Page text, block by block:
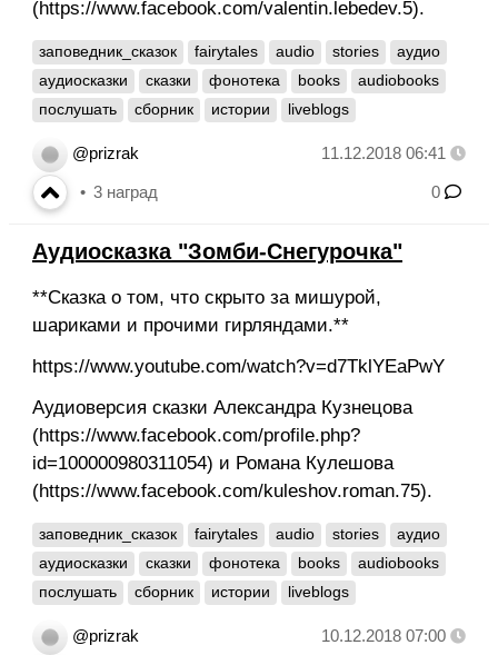
(https://www.facebook.com/valentin.lebedev.5).
заповедник_сказок fairytales audio stories
аудио
аудиосказки
сказки фонотека books
audiobooks
послушать
сборник истории liveblogs
@prizrak 11.12.2018 06:41
3 наград 0
Аудиосказка "Зомби-Снегурочка"
**Сказка о том, что скрыто за мишурой,
шариками и прочими гирляндами.**
https://www.youtube.com/watch?v=d7TklYEaPwY
Аудиоверсия сказки Александра Кузнецова
(https://www.facebook.com/profile.php?
id=100000980311054) и Романа Кулешова
(https://www.facebook.com/kuleshov.roman.75).
заповедник_сказок fairytales audio stories
аудио
аудиосказки
сказки фонотека books
audiobooks
послушать
сборник истории liveblogs
@prizrak 10.12.2018 07:00